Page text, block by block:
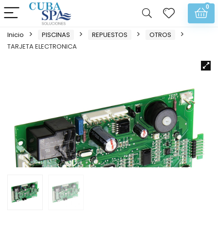
0
Inicio PISCINAS REPUESTOS
OTROS
TARJETA ELECTRONICA